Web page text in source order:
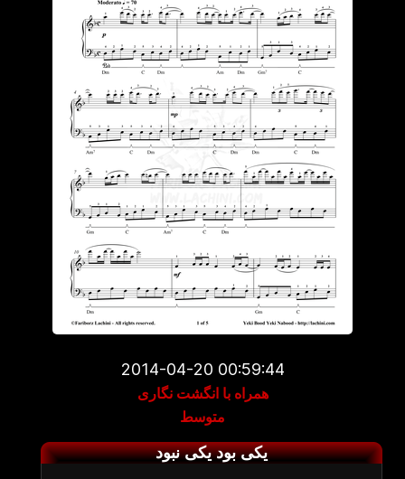
2014-04-20 00:59:44
همراه با انگشت نگاری
متوسط
یکی بود یکی نبود